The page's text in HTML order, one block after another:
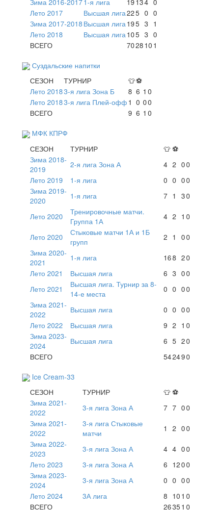
Лето 2017
Высшая лига225 0 0
Зима 2017-2018 Высшая лига 195 3 1
Лето 2018
Высшая лига 105 3 0
ВСЕГО
7028 10 1
Суздальские напитки
СЕЗОН
ТУРНИР 👕⚽
Лето 20183-я лига Зона Б 8 6 1 0
Лето 20183-я лига Плей-офф 1 0 00
ВСЕГО
9 6 1 0
МФК КПРФ
СЕЗОН
ТУРНИР 👕 ⚽
Зима 2018-
2019
2-я лига Зона А 4 2 00
Лето 2019
1-я лига 0 0 00
Зима 2019-
2020
1-я лига 7 1 30
Лето 2020
Тренировочные матчи.
Группа 1А
4 2 1 0
Лето 2020
Стыковые матчи 1А и 1Б
групп
2 1 00
Зима 2020-
2021
1-я лига 168 20
Лето 2021
Высшая лига 6 3 00
Лето 2021
Высшая лига. Турнир за 8-
14-е места
0 0 00
Зима 2021-
2022
Высшая лига 0 0 00
Лето 2022
Высшая лига 9 2 1 0
Зима 2023-
2024
Высшая лига 6 5 20
ВСЕГО
542490
Ice Cream-33
СЕЗОН
ТУРНИР 👕 ⚽
Зима 2021-
2022
3-я лига Зона А 7 7 00
Зима 2021-
2022
3-я лига Стыковые
матчи
1 2 00
Зима 2022-
2023
3-я лига Зона А 4 4 00
Лето 2023
3-я лига Зона А 6 1200
Зима 2023-
2024
3-я лига Зона А 0 0 00
Лето 2024
3А лига 8 10 1 0
ВСЕГО
26351 0